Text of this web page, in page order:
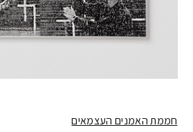
חממת האמנים העצמאים